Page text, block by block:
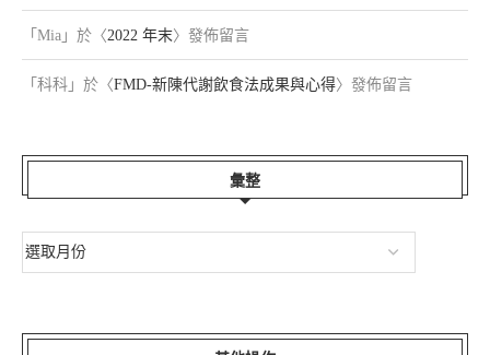
「 Mia 」於〈2022 年末〉發佈留言
「 科科 」於〈FMD-新陳代謝飲食法成果與心得〉發佈留言
彙整